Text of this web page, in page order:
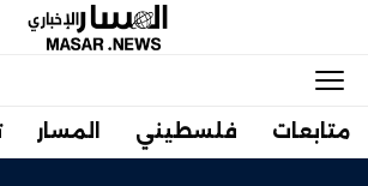
متابعات فلسطيني المسار